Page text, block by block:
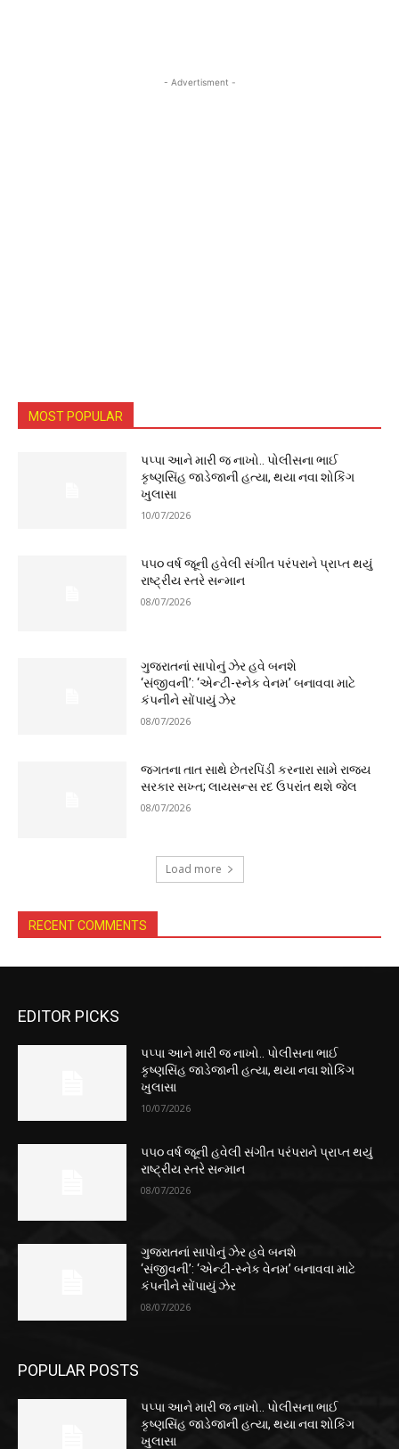
- Advertisment -
MOST POPULAR
પપ્પા આને મારી જ નાખો.. પોલીસના ભાઈ
કૃષ્ણસિંહ જાડેજાની હત્યા, થયા નવા શોકિંગ
ખુલાસા
10/07/2026
૫૫૦ વર્ષ જૂની હવેલી સંગીત પરંપરાને પ્રાપ્ત થયું
રાષ્ટ્રીય સ્તરે સન્માન
08/07/2026
ગુજરાતનાં સાપોનું ઝેર હવે બનશે
‘સંજીવની’: ‘એન્ટી-સ્નેક વેનમ’ બનાવવા માટે
કંપનીને સોંપાયું ઝેર
08/07/2026
જગતના તાત સાથે છેતરપિંડી કરનારા સામે રાજ્ય
સરકાર સખ્ત; લાયસન્સ રદ ઉપરાંત થશે જેલ
08/07/2026
Load more
RECENT COMMENTS
EDITOR PICKS
પપ્પા આને મારી જ નાખો.. પોલીસના ભાઈ
કૃષ્ણસિંહ જાડેજાની હત્યા, થયા નવા શોકિંગ
ખુલાસા
10/07/2026
૫૫૦ વર્ષ જૂની હવેલી સંગીત પરંપરાને પ્રાપ્ત થયું
રાષ્ટ્રીય સ્તરે સન્માન
08/07/2026
ગુજરાતનાં સાપોનું ઝેર હવે બનશે
‘સંજીવની’: ‘એન્ટી-સ્નેક વેનમ’ બનાવવા માટે
કંપનીને સોંપાયું ઝેર
08/07/2026
POPULAR POSTS
પપ્પા આને મારી જ નાખો.. પોલીસના ભાઈ
કૃષ્ણસિંહ જાડેજાની હત્યા, થયા નવા શોકિંગ
ખુલાસા